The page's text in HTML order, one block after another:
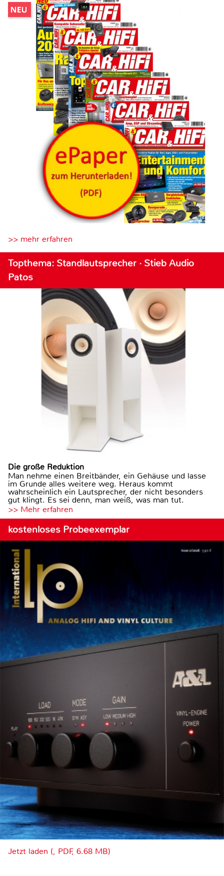
>> mehr erfahren
Topthema: Standlautsprecher · Stieb Audio
Patos
Die große Reduktion
Man nehme einen Breitbänder, ein Gehäuse und lasse
im Grunde alles weitere weg. Heraus kommt
wahrscheinlich ein Lautsprecher, der nicht besonders
gut klingt. Es sei denn, man weiß, was man tut.
>> Mehr erfahren
kostenloses Probeexemplar
Jetzt laden (, PDF, 6.68 MB)